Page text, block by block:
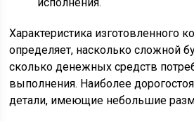
Характеристика изготовленного
определяет, насколько сложной
сколько денежных средств
выполнения. Наиболее
детали, имеющие небольшие